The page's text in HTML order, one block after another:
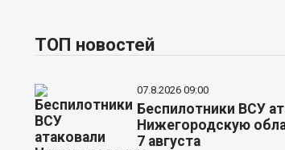
ТОП новостей
07.8.2026 09:00
Беспилотники ВСУ
Нижегородскую
7 августа